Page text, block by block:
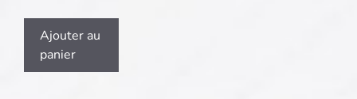
Ajouter au
panier